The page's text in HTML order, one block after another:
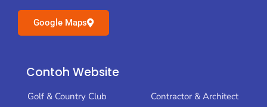
Google Maps
Contoh Website
Golf & Country Club
Contractor & Architect